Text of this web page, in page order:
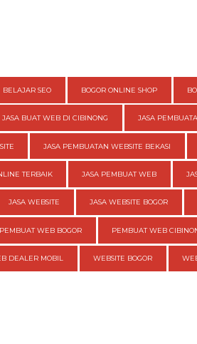
BELAJAR SEO BOGOR ONLINE SHOP
JASA BUAT WEB DI CIBINONG JASA
JASA PEMBUATAN WEBSITE BEKASI
TERBAIK JASA PEMBUAT WEB
JASA WEBSITE JASA WEBSITE BOGOR
PEMBUAT WEB BOGOR PEMBUAT WEB
DEALER MOBIL WEBSITE BOGOR